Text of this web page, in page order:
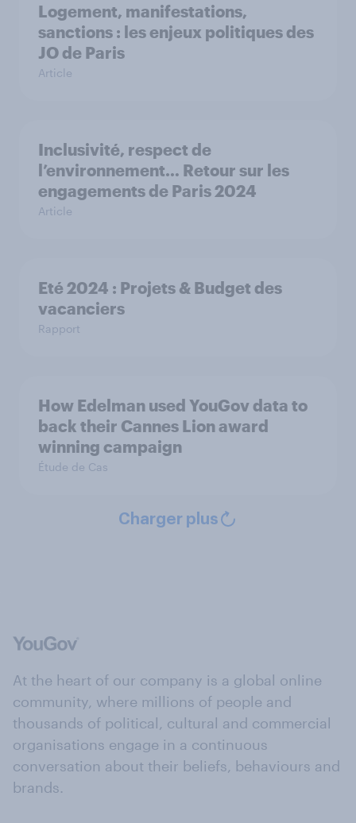
Logement, manifestations,
sanctions : les enjeux politiques des
JO de Paris
Article
Inclusivité, respect de
l’environnement… Retour sur les
engagements de Paris 2024
Article
Eté 2024 : Projets & Budget des
vacanciers
Rapport
How Edelman used YouGov data to
back their Cannes Lion award
winning campaign
Étude de Cas
Charger plus
At the heart of our company is a global online
community, where millions of people and
thousands of political, cultural and commercial
organisations engage in a continuous
conversation about their beliefs, behaviours and
brands.